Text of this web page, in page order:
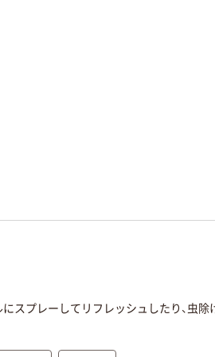
スプレーしてリフレッシュしたり、虫除